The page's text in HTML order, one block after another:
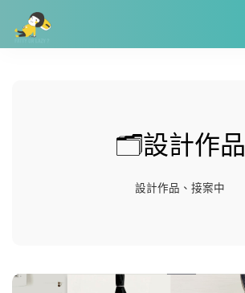
🗂️設計作品
設計作品、接案中